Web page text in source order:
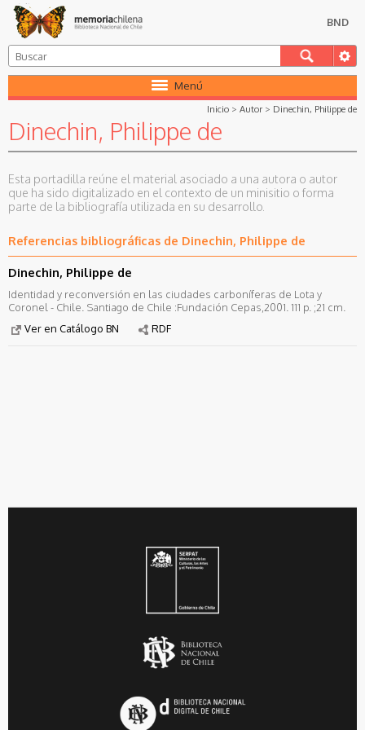
BND
Menú
Inicio > Autor > Dinechin, Philippe de
Dinechin, Philippe de
Esta portadilla reúne el material asociado a una autora o autor
que ha sido digitalizado en el contexto de un minisitio o forma
parte de la bibliografía utilizada en su desarrollo.
Referencias bibliográficas de Dinechin, Philippe de
Dinechin, Philippe de
Identidad y reconversión en las ciudades carboníferas de Lota y
Coronel - Chile. Santiago de Chile :Fundación Cepas,2001. 111 p. ;21 cm.
Ver en Catálogo BN
RDF